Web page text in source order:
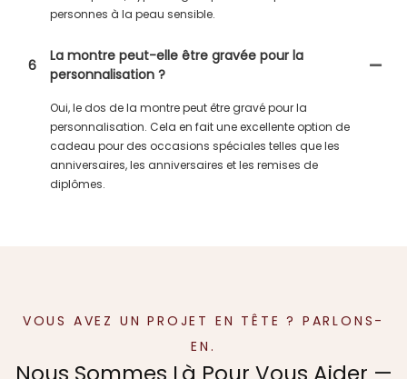
personnes à la peau sensible.
6
La montre peut-elle être gravée pour la
personnalisation ?
Oui, le dos de la montre peut être gravé pour la
personnalisation. Cela en fait une excellente option de
cadeau pour des occasions spéciales telles que les
anniversaires, les anniversaires et les remises de
diplômes.
VOUS AVEZ UN PROJET EN TÊTE ? PARLONS-
EN.